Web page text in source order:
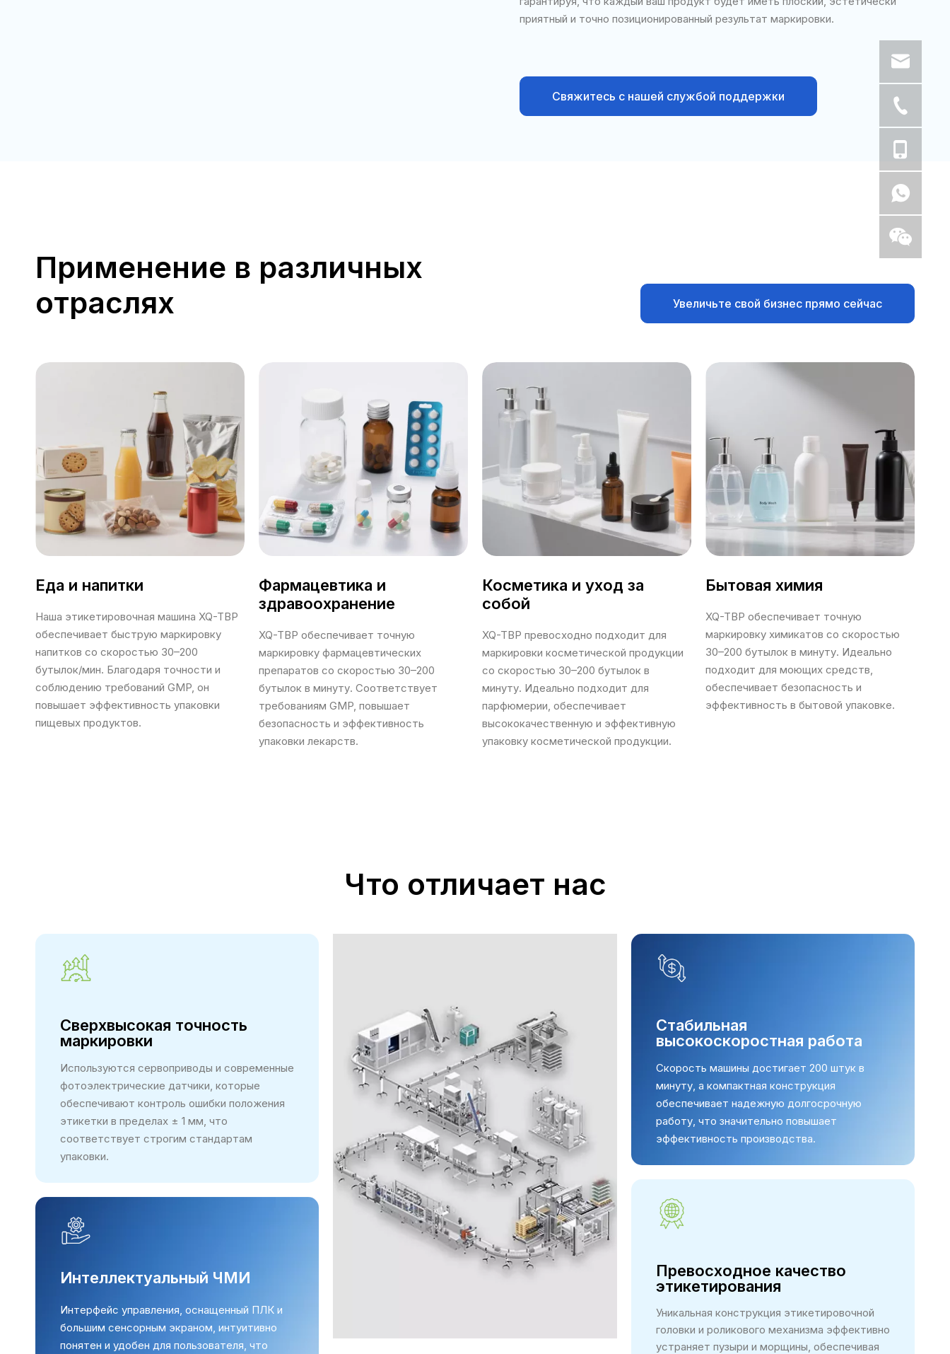
приятный и точно позиционированный результат маркировки.
Свяжитесь с нашей службой поддержки
Применение в различных
отраслях
Увеличьте свой бизнес прямо сейчас
Еда и напитки
Наша этикетировочная машина XQ-TBP
обеспечивает быструю маркировку
напитков со скоростью 30–200
бутылок/мин. Благодаря точности и
соблюдению требований GMP, он
повышает эффективность упаковки
пищевых продуктов.
Фармацевтика и
здравоохранение
XQ-TBP обеспечивает точную
маркировку фармацевтических
препаратов со скоростью 30–200
бутылок в минуту. Соответствует
требованиям GMP, повышает
безопасность и эффективность
упаковки лекарств.
Косметика и уход за
собой
XQ-TBP превосходно подходит для
маркировки косметической продукции
со скоростью 30–200 бутылок в
минуту. Идеально подходит для
парфюмерии, обеспечивает
высококачественную и эффективную
упаковку косметической продукции.
Бытовая химия
XQ-TBP обеспечивает точную
маркировку химикатов со скоростью
30–200 бутылок в минуту. Идеально
подходит для моющих средств,
обеспечивает безопасность и
эффективность в бытовой упаковке.
Что отличает нас
Сверхвысокая точность
маркировки
Используются сервоприводы и современные
фотоэлектрические датчики, которые
обеспечивают контроль ошибки положения
этикетки в пределах ± 1 мм, что
соответствует строгим стандартам
упаковки.
Интеллектуальный ЧМИ
Интерфейс управления, оснащенный ПЛК и
большим сенсорным экраном, интуитивно
понятен и удобен для пользователя, что
Стабильная
высокоскоростная работа
Скорость машины достигает 200 штук в
минуту, а компактная конструкция
обеспечивает надежную долгосрочную
работу, что значительно повышает
эффективность производства.
Превосходное качество
этикетирования
Уникальная конструкция этикетировочной
головки и роликового механизма эффективно
устраняет пузыри и морщины, обеспечивая